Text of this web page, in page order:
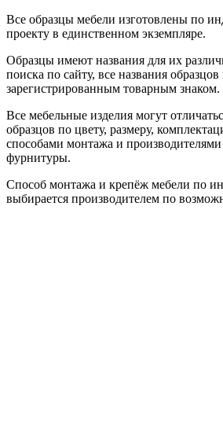
Все образцы мебели изготовлены по
проекту в единственном экземпляре.
Образцы имеют названия для их
поиска по сайту, все названия
зарегистрированным товарным знаком.
Все мебельные изделия могут
образцов по цвету, размеру,
способами монтажа и
фурнитуры.
Способ монтажа и крепёж мебели по
выбирается производителем по